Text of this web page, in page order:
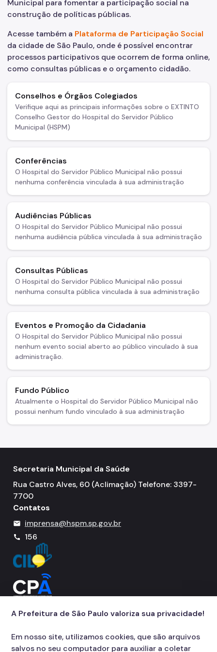
Internação e Alta
Visitas
Clínicas
Comitê de Ética em Pesquisa
Enfermagem
Atendimento Urgência
Pronto-Socorro Adulto
Serviços
Exames
Amb. Descentralizados
Hospedaria
Assistência Domiciliária
Canais de Comunicação
Ouvidoria
Programa Humanização
Sala de Meditação
Municipal para fomentar a participação social na
construção de políticas públicas.
Acesse também a Plataforma de Participação Social
da cidade de São Paulo, onde é possível encontrar
processos participativos que ocorrem de forma online,
como consultas públicas e o orçamento cidadão.
Conselhos e Órgãos Colegiados
Verifique aqui as principais informações sobre o EXTINTO
Conselho Gestor do Hospital do Servidor Público
Municipal (HSPM)
Conferências
O Hospital do Servidor Público Municipal não possui
nenhuma conferência vinculada à sua administração
Audiências Públicas
O Hospital do Servidor Público Municipal não possui
nenhuma audiência pública vinculada à sua administração
Consultas Públicas
O Hospital do Servidor Público Municipal não possui
nenhuma consulta pública vinculada à sua administração
Eventos e Promoção da Cidadania
O Hospital do Servidor Público Municipal não possui
nenhum evento social aberto ao público vinculado à sua
administração.
Fundo Público
Atualmente o Hospital do Servidor Público Municipal não
possui nenhum fundo vinculado à sua administração
Secretaria Municipal da Saúde
Rua Castro Alves, 60 (Aclimação) Telefone: 3397-
7700
Contatos
mail imprensa@hspm.sp.gov.br
call 156
A Prefeitura de São Paulo valoriza sua privacidade!
Em nosso site, utilizamos cookies, que são arquivos
salvos no seu computador para auxiliar a coletar